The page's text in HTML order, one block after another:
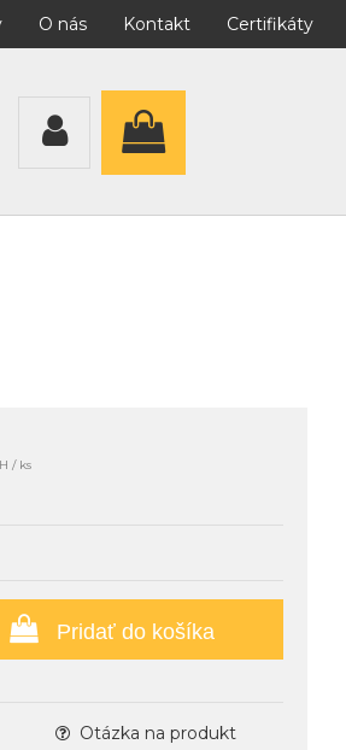
O nás Kontakt Certifikáty
/ ks
Pridať do košíka
Otázka na produkt